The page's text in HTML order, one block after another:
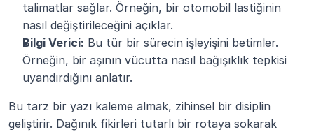
talimatlar sağlar. Örneğin, bir otomobil lastiğinin
nasıl değiştirileceğini açıklar.
Bilgi Verici: Bu tür bir sürecin işleyişini betimler.
Örneğin, bir aşının vücutta nasıl bağışıklık tepkisi
uyandırdığını anlatır.
Bu tarz bir yazı kaleme almak, zihinsel bir disiplin
geliştirir. Dağınık fikirleri tutarlı bir rotaya sokarak